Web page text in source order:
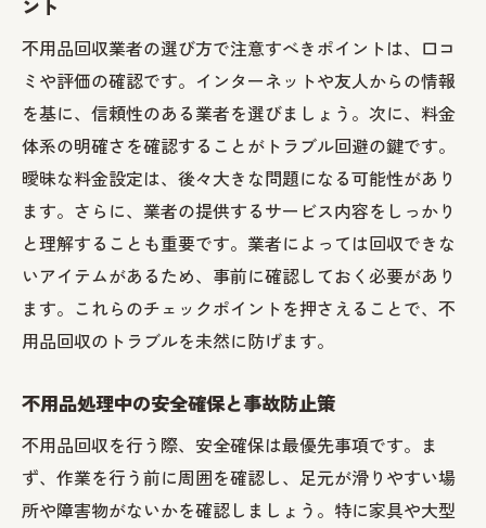
ント
不用品回収業者の選び方で注意すべきポイントは、口コ
ミや評価の確認です。インターネットや友人からの情報
を基に、信頼性のある業者を選びましょう。次に、料金
体系の明確さを確認することがトラブル回避の鍵です。
曖昧な料金設定は、後々大きな問題になる可能性があり
ます。さらに、業者の提供するサービス内容をしっかり
と理解することも重要です。業者によっては回収できな
いアイテムがあるため、事前に確認しておく必要があり
ます。これらのチェックポイントを押さえることで、不
用品回収のトラブルを未然に防げます。
不用品処理中の安全確保と事故防止策
不用品回収を行う際、安全確保は最優先事項です。ま
ず、作業を行う前に周囲を確認し、足元が滑りやすい場
所や障害物がないかを確認しましょう。特に家具や大型